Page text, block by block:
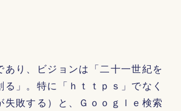
あり、ビジョンは「二十一世紀を
」。特に「ｈｔｔｐｓ」でなく
失敗する）と、Ｇｏｏｇｌｅ検索